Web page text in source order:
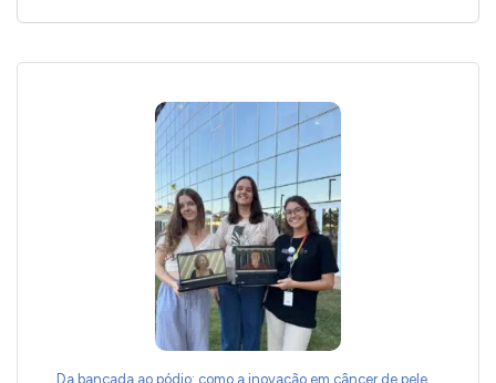
Da bancada ao pódio: como a inovação em câncer de pele